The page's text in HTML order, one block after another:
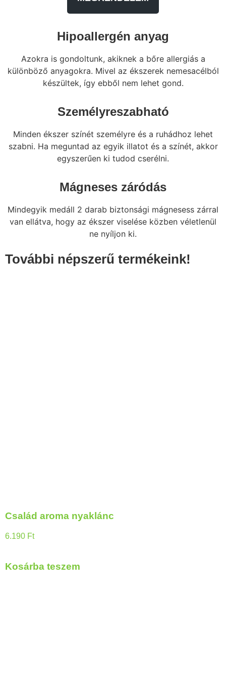
Hipoallergén anyag
Azokra is gondoltunk, akiknek a bőre allergiás a
különböző anyagokra. Mivel az ékszerek nemesacélból
készültek, így ebből nem lehet gond.
Személyreszabható
Minden ékszer színét személyre és a ruhádhoz lehet
szabni. Ha meguntad az egyik illatot és a színét, akkor
egyszerűen ki tudod cserélni.
Mágneses záródás
Mindegyik medáll 2 darab biztonsági mágnesess zárral
van ellátva, hogy az ékszer viselése közben véletlenül
ne nyíljon ki.
További népszerű termékeink!
Család aroma nyaklánc
6.190 Ft
Kosárba teszem